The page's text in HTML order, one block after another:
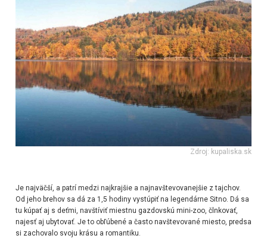
Zdroj: kupaliska.sk
Je najväčší, a patrí medzi najkrajšie a najnavštevovanejšie z tajchov.
Od jeho brehov sa dá za 1,5 hodiny vystúpiť na legendárne Sitno. Dá sa
tu kúpať aj s deťmi, navštíviť miestnu gazdovskú mini-zoo, člnkovať,
najesť aj ubytovať. Je to obľúbené a často navštevované miesto, predsa
si zachovalo svoju krásu a romantiku.